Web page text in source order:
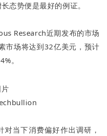
态势便是最好的例证。
Research近期发布的市场
市场将达到32亿美元，预计
。
当下消费偏好作出调研，